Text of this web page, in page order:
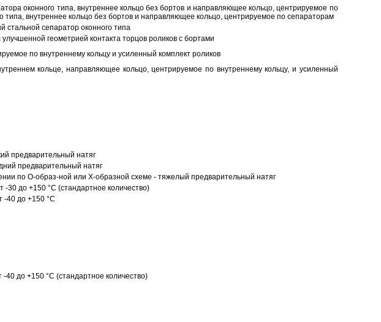
оконного типа, внутреннее кольцо без бортов и направляющее кольцо, центрируемое по
внутреннее кольцо без бортов и направляющее кольцо, центрируемое по сепараторам
сепаратор оконного типа
геометрией контакта торцов роликов с бортами
по внутреннему кольцу и усиленный комплект роликов
кольце, направляющее кольцо, центрируемое по внутреннему кольцу, и усиленный
предварительный натяг
предварительный натяг
по О-образ-ной или Х-образной схеме - тяжелый предварительный натяг
30 до +150 °C (стандартное количество)
-40 до +150 °C
40 до +150 °C (стандартное количество)